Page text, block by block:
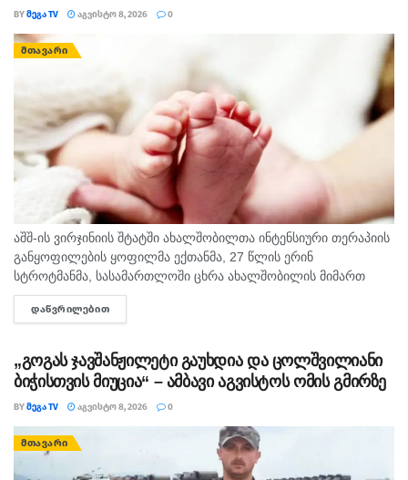
BYᲛᲔᲒᲐ TV ᲐᲒᲕᲘᲡᲢᲝ 8, 2026 0
ᲛᲗᲐᲕᲐᲠᲘ
აშშ-ის ვირჯინიის შტატში ახალშობილთა ინტენსიური თერაპიის
განყოფილების ყოფილმა ექთანმა, 27 წლის ერინ
სტროტმანმა, სასამართლოში ცხრა ახალშობილის მიმართ
ბავშვზე ძალადობის ბრალდებაზე დანაშაული არ უარყო. საქმე
ერთ-ერთ ყველაზე გახმაურებულ სამედიცინო სკანდალად
ᲓᲐᲬᲕᲠᲘᲚᲔᲑᲘᲗ
„გოგას ჯავშანჟილეტი გაუხდია და ცოლშვილიანი
ბიჭისთვის მიუცია“ – ამბავი აგვისტოს ომის გმირზე
BYᲛᲔᲒᲐ TV ᲐᲒᲕᲘᲡᲢᲝ 8, 2026 0
ᲛᲗᲐᲕᲐᲠᲘ